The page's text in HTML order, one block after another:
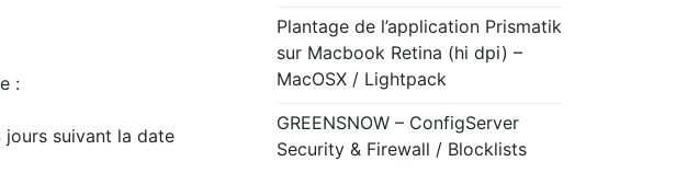
:
jours suivant la date
Plantage de l’application Prismatik
sur Macbook Retina (hi dpi) –
MacOSX / Lightpack
GREENSNOW – ConfigServer
Security & Firewall / Blocklists